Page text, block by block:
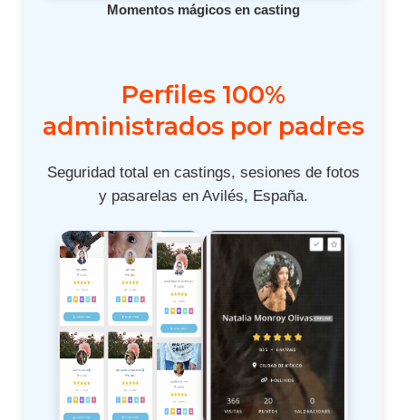
Momentos mágicos en casting
Perfiles 100%
administrados por padres
Seguridad total en castings, sesiones de fotos
y pasarelas en Avilés, España.